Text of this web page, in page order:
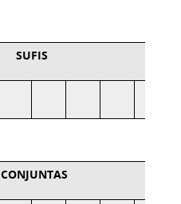
SUFIS
CONJUNTAS